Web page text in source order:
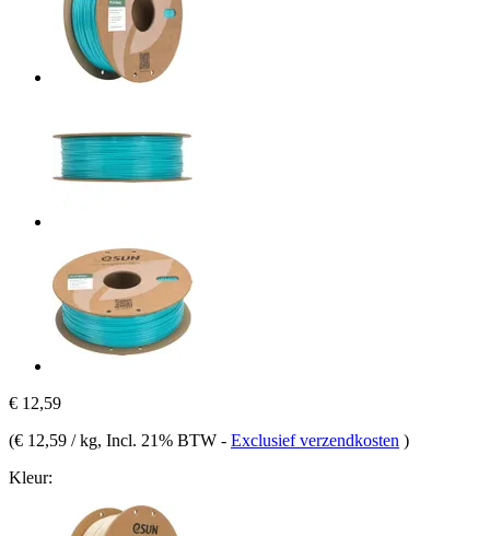
€ 12,59
(€ 12,59 / kg, Incl. 21% BTW - Exclusief verzendkosten )
Kleur: